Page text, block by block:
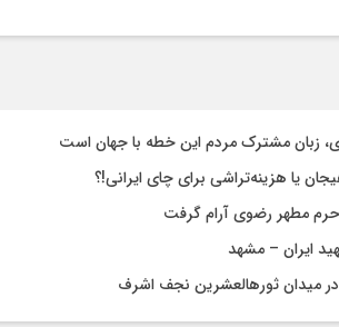
زبان مشترک مردم این خطه با جهان است
یا هزینه‌تراشی برای چای ایرانی!؟
حرم مطهر رضوی آرام گرفت
ایران – مشهد
میدان ثورهالعشرین نجف اشرف